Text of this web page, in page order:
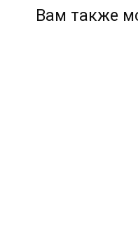
Вам также